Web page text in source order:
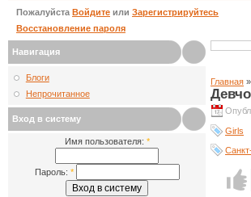
Пожалуйста Войдите или Зарегистрируйтесь
Восстановление пароля
Навигация
Блоги
Непрочитанное
Вход в систему
Имя пользователя: *
Пароль: *
Главная »
Girls
Голос